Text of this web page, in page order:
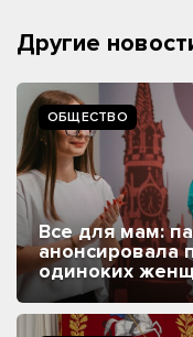
Другие
ОБЩЕСТВО
Все для мам:
анонсировала
одиноких